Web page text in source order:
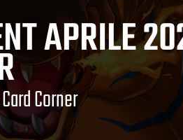
APRILE
Corner